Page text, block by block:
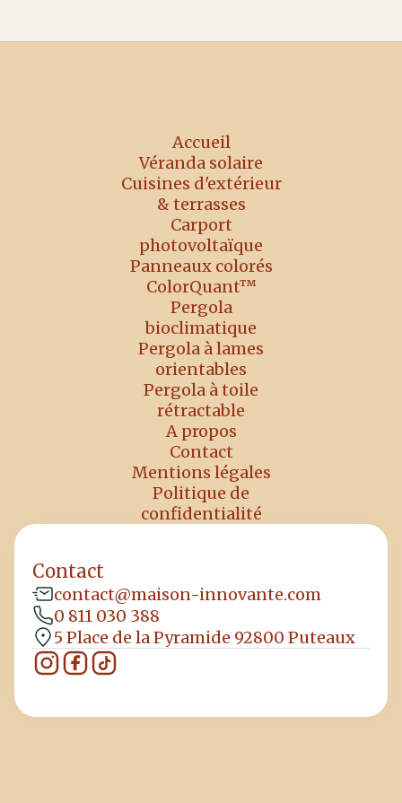
Accueil
Véranda solaire
Cuisines d'extérieur
& terrasses
Carport
photovoltaïque
Panneaux colorés
ColorQuant™
Pergola
bioclimatique
Pergola à lames
orientables
Pergola à toile
rétractable
A propos
Contact
Mentions légales
Politique de
confidentialité
Contact
contact@maison-innovante.com
0 811 030 388
5 Place de la Pyramide 92800 Puteaux